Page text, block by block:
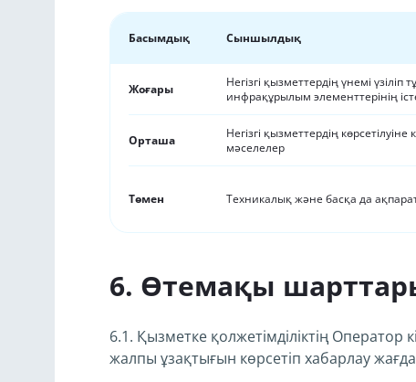
Басымдық Сыншылдық
Жоғары
Негізгі қызметтердің үнемі
инфрақұрылым элементтерінің
Орташа
Негізгі қызметтердің
мәселелер
Төмен Техникалық және басқа да
Өтемақы
6.1. Қызметке қолжетімділіктің
жалпы ұзақтығын көрсетіп хабарлау